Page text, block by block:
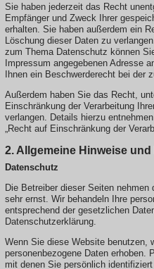
Sie haben jederzeit das Recht
Empfänger und Zweck Ihrer
erhalten. Sie haben außerdem ein
Löschung dieser Daten zu
zum Thema Datenschutz können
Impressum angegebenen Adresse
Ihnen ein Beschwerderecht bei der
Außerdem haben Sie das Recht,
Einschränkung der Verarbeitung
verlangen. Details hierzu
„Recht auf Einschränkung der
2. Allgemeine Hinweise
Datenschutz
Die Betreiber dieser Seiten
sehr ernst. Wir behandeln Ihre
entsprechend der gesetzlichen
Datenschutzerklärung.
Wenn Sie diese Website benutzen,
personenbezogene Daten erhoben.
mit denen Sie persönlich